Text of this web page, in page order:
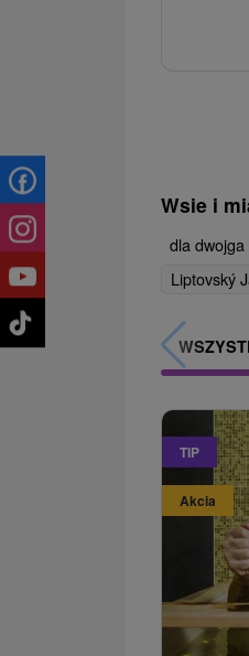
Wsie i
dla dwojga
Liptovský
TIP
Akcia